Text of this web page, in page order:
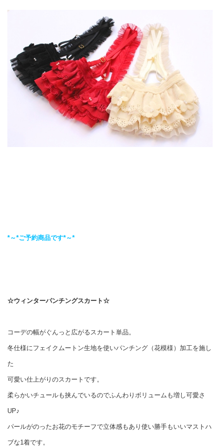
*～*ご予約商品です*～*
☆ウィンターパンチングスカート☆
コーデの幅がぐんっと広がるスカート単品。
冬仕様にフェイクムートン生地を使いパンチング（花模様）加工を施し
た
可愛い仕上がりのスカートです。
柔らかいチュールも挟んでいるのでふんわりボリュームも増し可愛さ
UP♪
パールがのったお花のモチーフで立体感もあり使い勝手もいいマストハ
ブな1着です。